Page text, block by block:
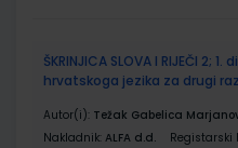
proizvodi
ŠKRINJICA SLOVA I RIJEČI 2;
hrvatskoga jezika za drugi
Autor(i): Težak Gabelica
Nakladnik: ALFA d.d.